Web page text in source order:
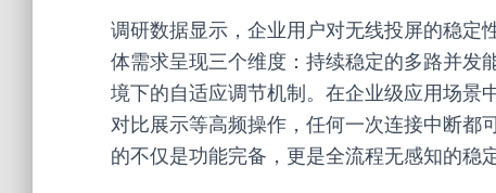
调研数据显示，企业用户对无线投屏的稳定
体需求呈现三个维度：持续稳定的多路并发
境下的自适应调节机制。在企业级应用场景
对比展示等高频操作，任何一次连接中断都
的不仅是功能完备，更是全流程无感知的稳